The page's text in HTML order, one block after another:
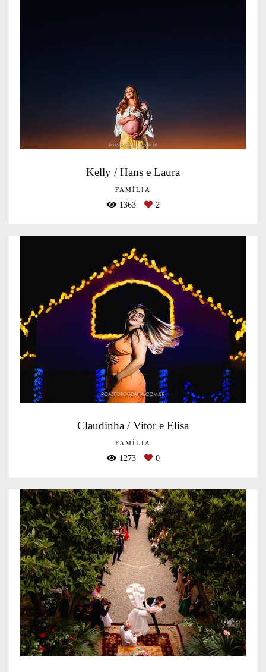
Kelly / Hans e Laura
FAMÍLIA
1363 2
Claudinha / Vitor e Elisa
FAMÍLIA
1273 0